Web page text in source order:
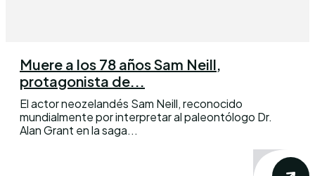
Muere a los 78 años Sam Neill,
protagonista de...
El actor neozelandés Sam Neill, reconocido
mundialmente por interpretar al paleontólogo Dr.
Alan Grant en la saga...